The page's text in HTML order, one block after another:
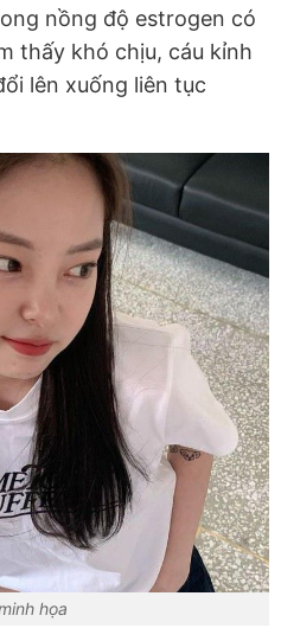
nồng độ estrogen có
thấy khó chịu, cáu kỉnh
lên xuống liên tục
họa